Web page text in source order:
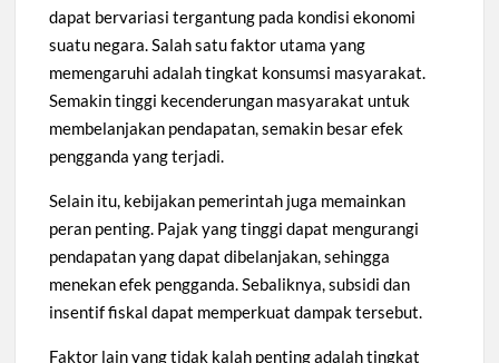
dapat bervariasi tergantung pada kondisi ekonomi
suatu negara. Salah satu faktor utama yang
memengaruhi adalah tingkat konsumsi masyarakat.
Semakin tinggi kecenderungan masyarakat untuk
membelanjakan pendapatan, semakin besar efek
pengganda yang terjadi.
Selain itu, kebijakan pemerintah juga memainkan
peran penting. Pajak yang tinggi dapat mengurangi
pendapatan yang dapat dibelanjakan, sehingga
menekan efek pengganda. Sebaliknya, subsidi dan
insentif fiskal dapat memperkuat dampak tersebut.
Faktor lain yang tidak kalah penting adalah tingkat